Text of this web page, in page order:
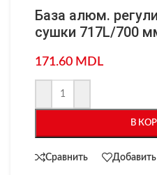
База алюм.
сушки 717L/700
171.60 MDL
В
Сравнить